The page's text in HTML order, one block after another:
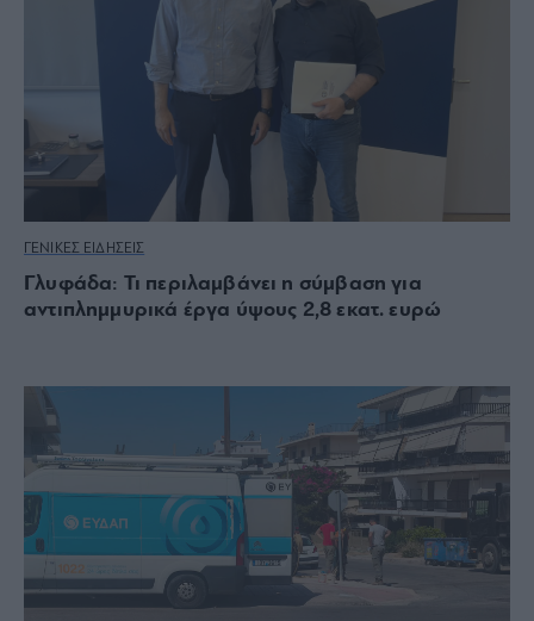
ΓΕΝΙΚΕΣ ΕΙΔΗΣΕΙΣ
Γλυφάδα: Τι περιλαμβάνει η σύμβαση για
αντιπλημμυρικά έργα ύψους 2,8 εκατ. ευρώ